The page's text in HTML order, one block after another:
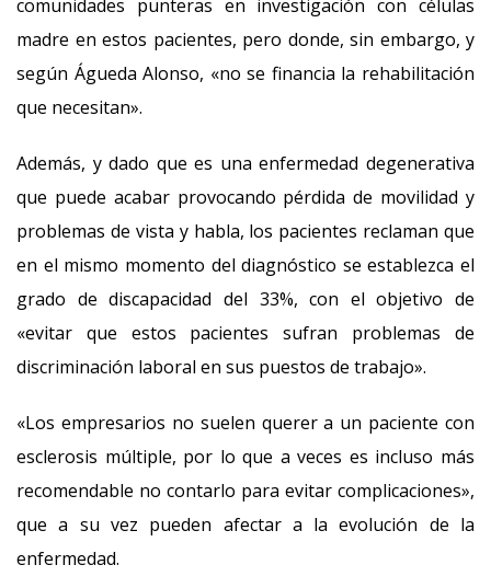
comunidades punteras en investigación con células
madre en estos pacientes, pero donde, sin embargo, y
según Águeda Alonso, «no se financia la rehabilitación
que necesitan».
Además, y dado que es una enfermedad degenerativa
que puede acabar provocando pérdida de movilidad y
problemas de vista y habla, los pacientes reclaman que
en el mismo momento del diagnóstico se establezca el
grado de discapacidad del 33%, con el objetivo de
«evitar que estos pacientes sufran problemas de
discriminación laboral en sus puestos de trabajo».
«Los empresarios no suelen querer a un paciente con
esclerosis múltiple, por lo que a veces es incluso más
recomendable no contarlo para evitar complicaciones»,
que a su vez pueden afectar a la evolución de la
enfermedad.